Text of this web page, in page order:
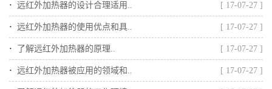
· 远红外加热器的设计合理适用.. [ 17-07-27 ]
· 远红外加热器的使用优点和具.. [ 17-07-27 ]
· 了解远红外加热器的原理.. [ 17-07-27 ]
· 远红外加热器被应用的领域和.. [ 17-07-27 ]